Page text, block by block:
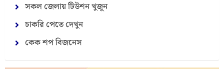
সকল জেলায় টিউশন খুজুন
চাকরি পেতে দেখুন
কেক শপ বিজনেস